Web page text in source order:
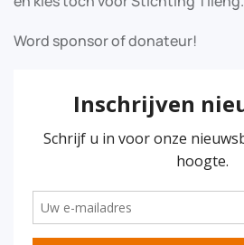
Word sponsor of donateur!